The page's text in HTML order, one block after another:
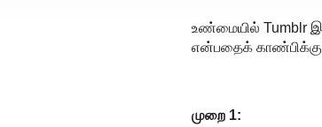
உண்மையில் Tumblr
என்பதைக்
முறை 1: